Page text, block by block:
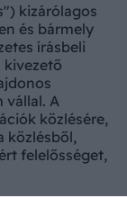
kizárólagos
és bármely
írásbeli
kivezető
vállal. A
közlésére,
közlésből,
felelősséget,